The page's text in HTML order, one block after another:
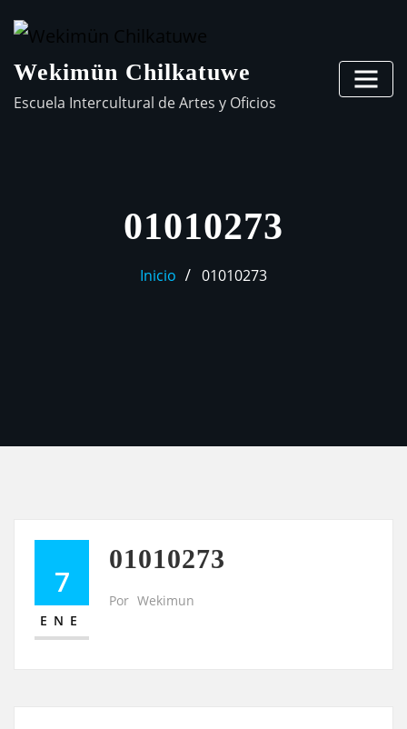
Wekimün Chilkatuwe
Escuela Intercultural de Artes y Oficios
01010273
Inicio 01010273
7
ENE
01010273
Por Wekimun